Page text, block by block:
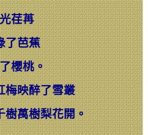
荏苒
了芭蕉
櫻桃。
梅映醉了雪叢
樹萬樹梨花開。